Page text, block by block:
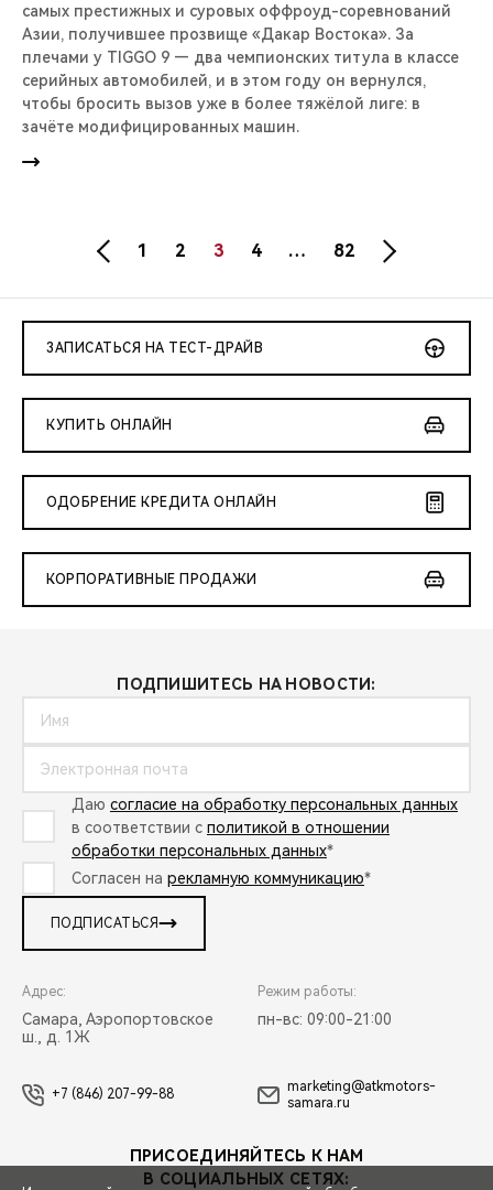
самых престижных и суровых оффроуд-соревнований
Азии, получившее прозвище «Дакар Востока». За
плечами у TIGGO 9 — два чемпионских титула в классе
серийных автомобилей, и в этом году он вернулся,
чтобы бросить вызов уже в более тяжёлой лиге: в
зачёте модифицированных машин.
1 2 3 4 … 82
ЗАПИСАТЬСЯ НА ТЕСТ-ДРАЙВ
КУПИТЬ ОНЛАЙН
ОДОБРЕНИЕ КРЕДИТА ОНЛАЙН
КОРПОРАТИВНЫЕ ПРОДАЖИ
ПОДПИШИТЕСЬ НА НОВОСТИ:
Даю согласие на обработку персональных данных
в соответствии с политикой в отношении
обработки персональных данных*
Согласен на рекламную коммуникацию*
ПОДПИСАТЬСЯ
Адрес:
Самара, Аэропортовское
ш., д. 1Ж
Режим работы:
пн-вс: 09:00-21:00
+7 (846) 207-99-88
marketing@atkmotors-
samara.ru
ПРИСОЕДИНЯЙТЕСЬ К НАМ
В СОЦИАЛЬНЫХ СЕТЯХ: